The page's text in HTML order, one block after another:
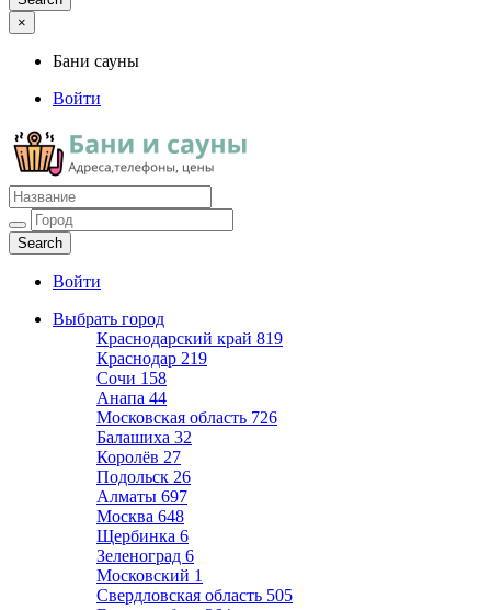
×
Бани сауны
Войти
Бани сауны
Адреса и телефоны
Войти
Выбрать город
Краснодарский край 819
Краснодар 219
Сочи 158
Анапа 44
Московская область 726
Балашиха 32
Королёв 27
Подольск 26
Алматы 697
Москва 648
Щербинка 6
Зеленоград 6
Московский 1
Свердловская область 505